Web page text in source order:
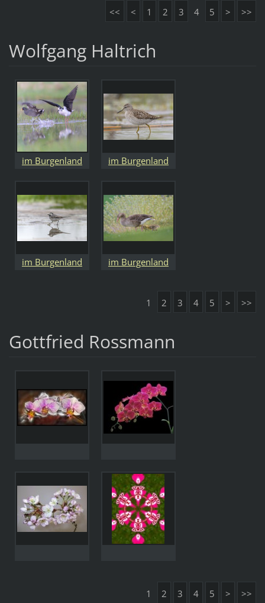
<< < 1 2 3 4 5 > >>
Wolfgang Haltrich
im Burgenland im Burgenland
im Burgenland im Burgenland
1 2 3 4 5 > >>
Gottfried Rossmann
1 2 3 4 5 > >>